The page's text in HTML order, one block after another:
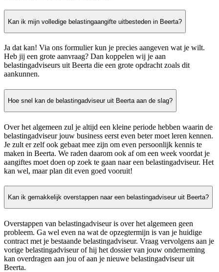
Kan ik mijn volledige belastingaangifte uitbesteden in Beerta?
Ja dat kan! Via ons formulier kun je precies aangeven wat je wilt.
Heb jij een grote aanvraag? Dan koppelen wij je aan
belastingadviseurs uit Beerta die een grote opdracht zoals dit
aankunnen.
Hoe snel kan de belastingadviseur uit Beerta aan de slag?
Over het algemeen zul je altijd een kleine periode hebben waarin de
belastingadviseur jouw business eerst even beter moet leren kennen.
Je zult er zelf ook gebaat mee zijn om even persoonlijk kennis te
maken in Beerta. We raden daarom ook af om een week voordat je
aangiftes moet doen op zoek te gaan naar een belastingadviseur. Het
kan wel, maar plan dit even goed vooruit!
Kan ik gemakkelijk overstappen naar een belastingadviseur uit Beerta?
Overstappen van belastingadviseur is over het algemeen geen
probleem. Ga wel even na wat de opzegtermijn is van je huidige
contract met je bestaande belastingadviseur. Vraag vervolgens aan je
vorige belastingadviseur of hij het dossier van jouw onderneming
kan overdragen aan jou of aan je nieuwe belastingadviseur uit
Beerta.